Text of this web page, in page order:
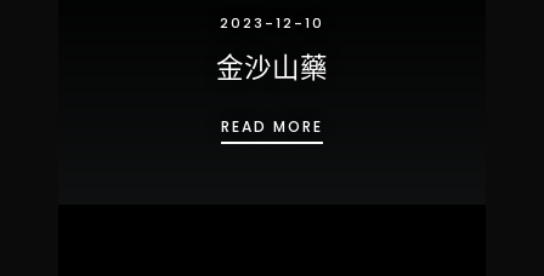
2023-12-10
金沙山藥
READ MORE